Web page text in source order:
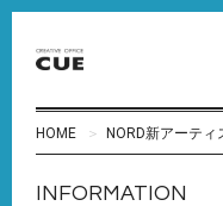
HOME NORD新アーテ
INFORMATION